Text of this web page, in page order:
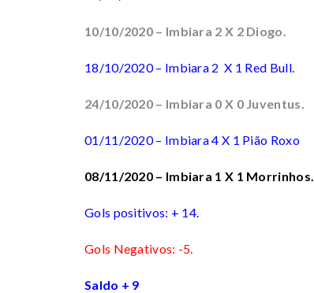
10/10/2020 – Imbiara 2 X 2 Diogo.
18/10/2020 – Imbiara 2 X 1 Red Bull.
24/10/2020 – Imbiara 0 X 0 Juventus.
01/11/2020 – Imbiara 4 X 1 Pião Roxo
08/11/2020 – Imbiara 1 X 1 Morrinhos.
Gols positivos: + 14.
Gols Negativos: -5.
Saldo + 9